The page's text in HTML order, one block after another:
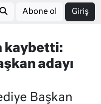
Abone ol Giriş
kaybetti:
adayı
Başkan